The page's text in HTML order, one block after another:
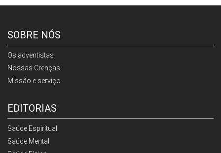
SOBRE NÓS
Os adventistas
Nossas Crenças
Missão e serviço
EDITORIAS
Saúde Espiritual
Saúde Mental